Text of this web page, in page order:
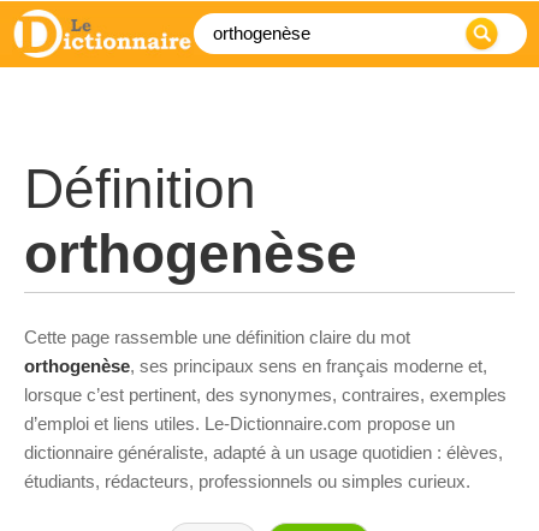
Définition
orthogenèse
Cette page rassemble une définition claire du mot
orthogenèse, ses principaux sens en français moderne et,
lorsque c’est pertinent, des synonymes, contraires, exemples
d’emploi et liens utiles. Le-Dictionnaire.com propose un
dictionnaire généraliste, adapté à un usage quotidien : élèves,
étudiants, rédacteurs, professionnels ou simples curieux.